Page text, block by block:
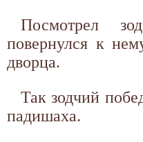
Посмотрел
повернулся к
дворца.
Так зодчий
падишаха.